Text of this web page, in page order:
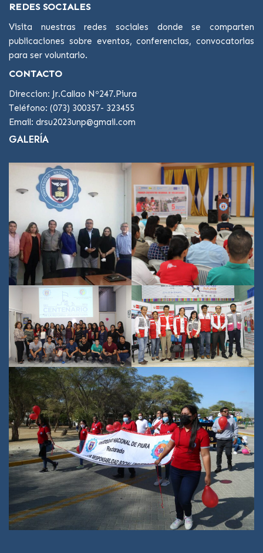
REDES SOCIALES
Visita nuestras redes sociales donde se comparten
publicaciones sobre eventos, conferencias, convocatorias
para ser voluntario.
CONTACTO
Direccion: Jr.Callao Nº247.Piura
Teléfono: (073) 300357- 323455
Email: drsu2023unp@gmail.com
GALERÍA